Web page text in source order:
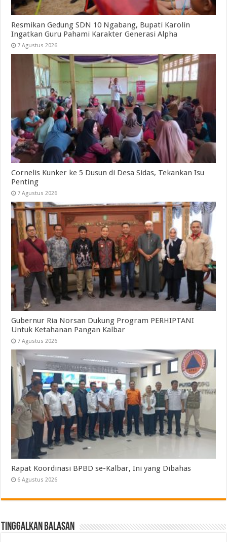
Resmikan Gedung SDN 10 Ngabang, Bupati Karolin
Ingatkan Guru Pahami Karakter Generasi Alpha
7 Agustus 2026
Cornelis Kunker ke 5 Dusun di Desa Sidas, Tekankan Isu
Penting
7 Agustus 2026
Gubernur Ria Norsan Dukung Program PERHIPTANI
Untuk Ketahanan Pangan Kalbar
7 Agustus 2026
Rapat Koordinasi BPBD se-Kalbar, Ini yang Dibahas
6 Agustus 2026
Tinggalkan Balasan